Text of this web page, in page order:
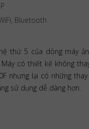
Bluetooth
thứ 5 của dòng máy
có thiết kế không
nhưng lại có những
sử dụng dễ dàng hơn.